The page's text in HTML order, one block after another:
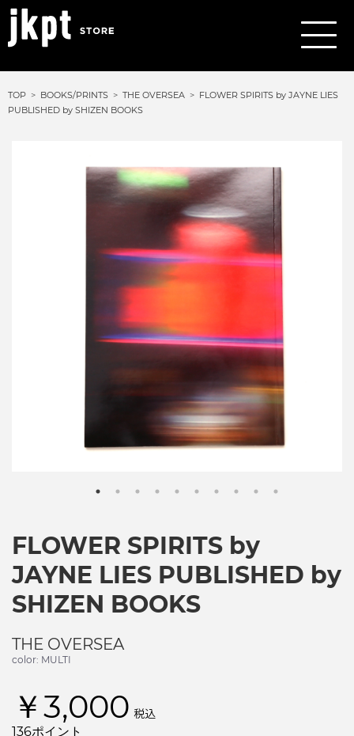
TOP BOOKS/PRINTS THE OVERSEA
FLOWER SPIRITS by JAYNE LIES
PUBLISHED by SHIZEN BOOKS
FLOWER SPIRITS by
JAYNE LIES PUBLISHED by
SHIZEN BOOKS
THE OVERSEA
color: MULTI
￥3,000 税込
136ポイント